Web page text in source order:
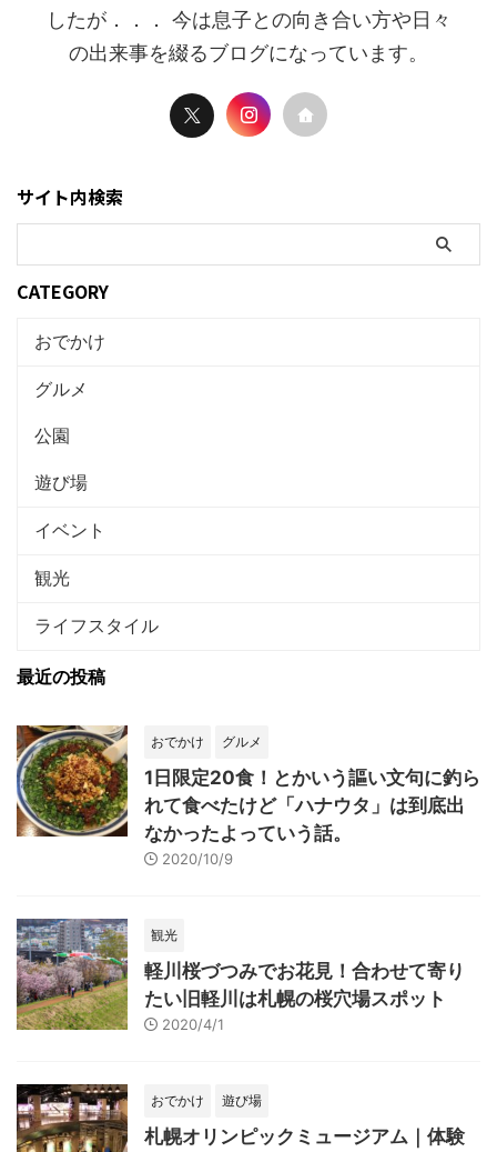
したが．．． 今は息子との向き合い方や日々
の出来事を綴るブログになっています。
サイト内検索
CATEGORY
おでかけ
グルメ
公園
遊び場
イベント
観光
ライフスタイル
最近の投稿
おでかけ グルメ
1日限定20食！とかいう謳い文句に釣ら
れて食べたけど「ハナウタ」は到底出
なかったよっていう話。
2020/10/9
観光
軽川桜づつみでお花見！合わせて寄り
たい旧軽川は札幌の桜穴場スポット
2020/4/1
おでかけ 遊び場
札幌オリンピックミュージアム｜体験